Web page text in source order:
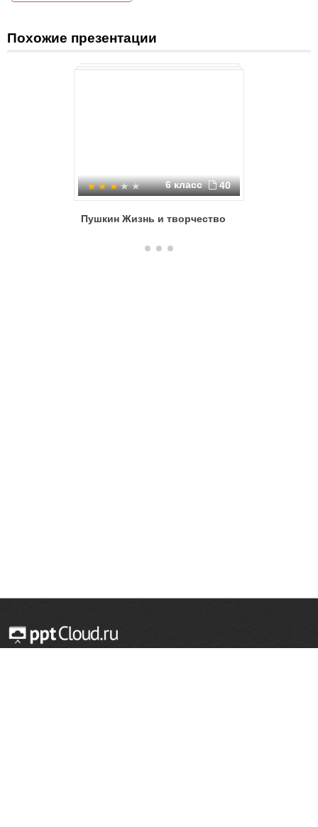
Похожие презентации
6 класс 40
Пушкин Жизнь и творчество